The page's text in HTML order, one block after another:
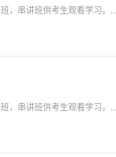
，串讲班供考生观看学习。...
，串讲班供考生观看学习。...